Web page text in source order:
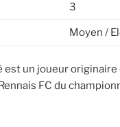
3
Moyen /
est un joueur
FC du